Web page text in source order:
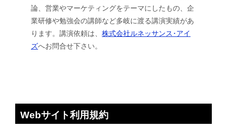
論、営業やマーケティングをテーマにしたもの、企
業研修や勉強会の講師など多岐に渡る講演実績があ
ります。講演依頼は、株式会社ルネッサンス･アイ
ズへお問合せ下さい。
Webサイト利用規約